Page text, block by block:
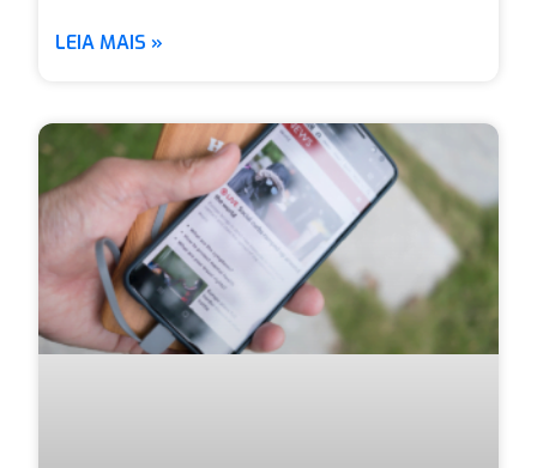
LEIA MAIS »